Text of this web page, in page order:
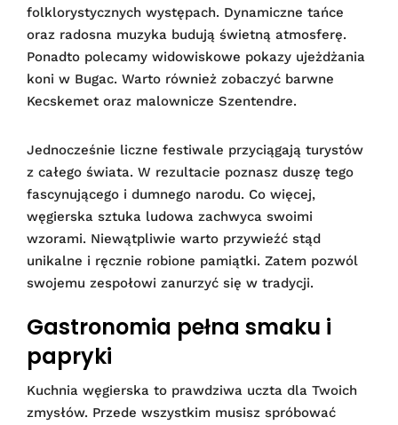
folklorystycznych występach. Dynamiczne tańce
oraz radosna muzyka budują świetną atmosferę.
Ponadto polecamy widowiskowe pokazy ujeżdżania
koni w Bugac. Warto również zobaczyć barwne
Kecskemet oraz malownicze Szentendre.
Jednocześnie liczne festiwale przyciągają turystów
z całego świata. W rezultacie poznasz duszę tego
fascynującego i dumnego narodu. Co więcej,
węgierska sztuka ludowa zachwyca swoimi
wzorami. Niewątpliwie warto przywieźć stąd
unikalne i ręcznie robione pamiątki. Zatem pozwól
swojemu zespołowi zanurzyć się w tradycji.
Gastronomia pełna smaku i
papryki
Kuchnia węgierska to prawdziwa uczta dla Twoich
zmysłów. Przede wszystkim musisz spróbować